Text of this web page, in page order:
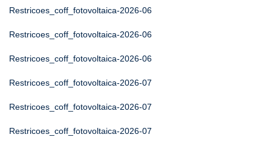
Restricoes_coff_fotovoltaica-2026-06
Restricoes_coff_fotovoltaica-2026-06
Restricoes_coff_fotovoltaica-2026-06
Restricoes_coff_fotovoltaica-2026-07
Restricoes_coff_fotovoltaica-2026-07
Restricoes_coff_fotovoltaica-2026-07